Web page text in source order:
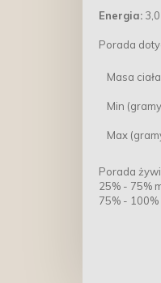
Energia:
Porada
Masa
Min
Max
Porada
25% - 75%
75% -